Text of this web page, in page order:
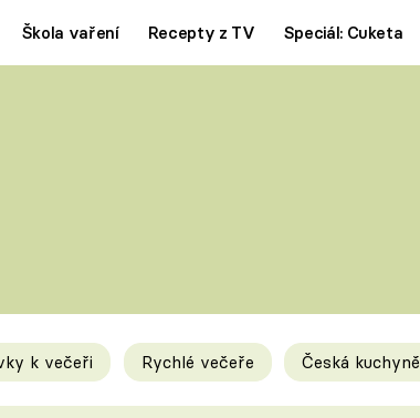
Škola vaření Recepty z TV Speciál: Cuketa
k večeři Rychlé večeře Česká kuchyně